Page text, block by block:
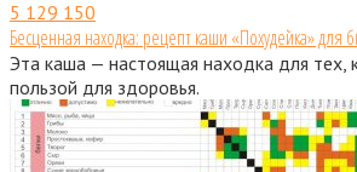
5 129 150
Бесценная находка: рецепт каши «Похудейка» для
Эта каша — настоящая находка для тех,
пользой для здоровья.